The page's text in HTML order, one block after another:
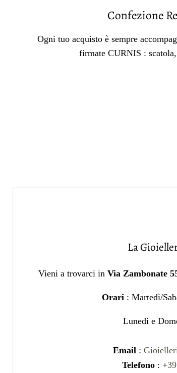
Confezione
Ogni tuo acquisto è sempre
firmate CURNIS :
La
Vieni a trovarci in Via Zambonate
Orari : Martedì/
Lunedi e
Email :
Telefono: +